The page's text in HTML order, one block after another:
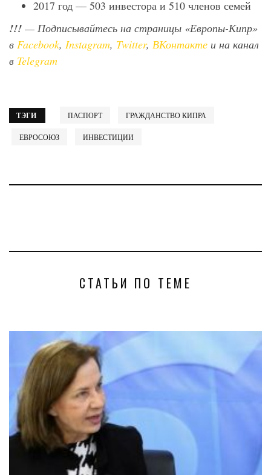
2017 год — 503 инвестора и 510 членов семей
!!! — Подписывайтесь на страницы «Европы-Кипр»
в Facebook, Instagram, Twitter, ВКонтакте и на канал
в Telegram
ТЭГИ ПАСПОРТ ГРАЖДАНСТВО КИПРА
ЕВРОСОЮЗ ИНВЕСТИЦИИ
СТАТЬИ ПО ТЕМЕ